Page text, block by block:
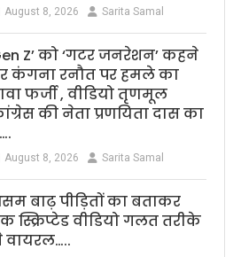
August 8, 2026 Sarita Samal
Z’ को ‘गटर जनरेशन’ कहने
कंगना रनौत पर हमले का
फर्जी , वीडियो तृणमूल
की नेता प्रणयिता दास का
August 8, 2026 Sarita Samal
बाढ़ पीड़ितों का बताकर
स्क्रिप्टेड वीडियो गलत तरीके
वायरल…..